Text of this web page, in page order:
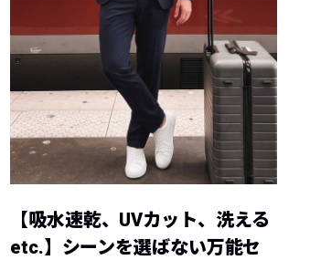
【吸水速乾、UVカット、洗える
etc.】シーンを選ばない万能セ